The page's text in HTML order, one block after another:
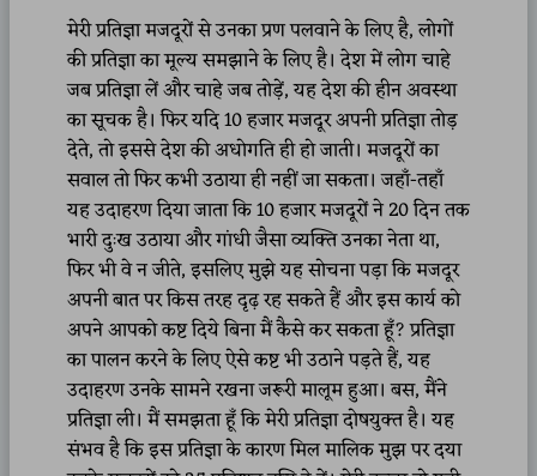
मेरी प्रतिज्ञा मजदूरों से उनका प्रण पलवाने के लिए है, लोगों
की प्रतिज्ञा का मूल्य समझाने के लिए है। देश में लोग चाहे
जब प्रतिज्ञा लें और चाहे जब तोड़ें, यह देश की हीन अवस्था
का सूचक है। फिर यदि 10 हजार मजदूर अपनी प्रतिज्ञा तोड़
देते, तो इससे देश की अधोगति ही हो जाती। मजदूरों का
सवाल तो फिर कभी उठाया ही नहीं जा सकता। जहाँ-तहाँ
यह उदाहरण दिया जाता कि 10 हजार मजदूरों ने 20 दिन तक
भारी दुःख उठाया और गांधी जैसा व्यक्ति उनका नेता था,
फिर भी वे न जीते, इसलिए मुझे यह सोचना पड़ा कि मजदूर
अपनी बात पर किस तरह दृढ़ रह सकते हैं और इस कार्य को
अपने आपको कष्ट दिये बिना मैं कैसे कर सकता हूँ? प्रतिज्ञा
का पालन करने के लिए ऐसे कष्ट भी उठाने पड़ते हैं, यह
उदाहरण उनके सामने रखना जरूरी मालूम हुआ। बस, मैंने
प्रतिज्ञा ली। मैं समझता हूँ कि मेरी प्रतिज्ञा दोषयुक्त है। यह
संभव है कि इस प्रतिज्ञा के कारण मिल मालिक मुझ पर दया